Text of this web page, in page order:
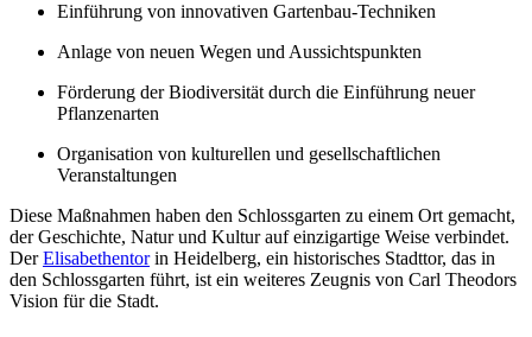
Einführung von innovativen Gartenbau-Techniken
Anlage von neuen Wegen und Aussichtspunkten
Förderung der Biodiversität durch die Einführung neuer
Pflanzenarten
Organisation von kulturellen und gesellschaftlichen
Veranstaltungen
Diese Maßnahmen haben den Schlossgarten zu einem Ort gemacht,
der Geschichte, Natur und Kultur auf einzigartige Weise verbindet.
DerElisabethentorin Heidelberg, ein historisches Stadttor, das in
den Schlossgarten führt, ist ein weiteres Zeugnis von Carl Theodors
Vision für die Stadt.